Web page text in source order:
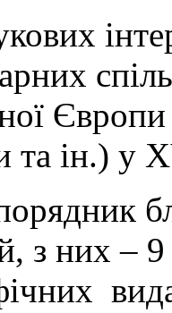
та ін.) у
з них –